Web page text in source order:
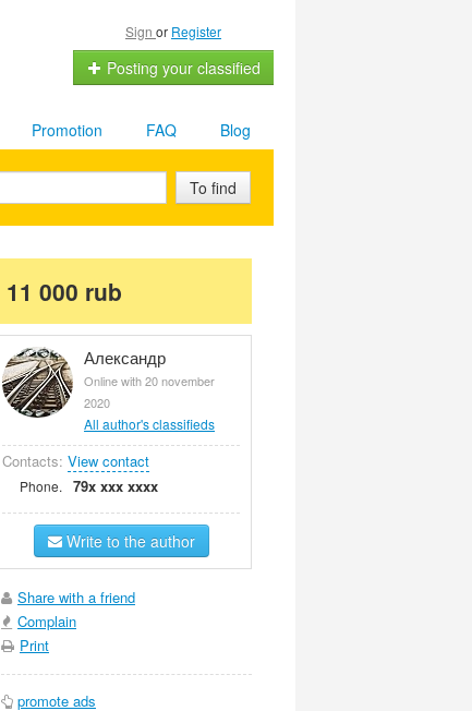
Sign or Register
Posting your classified
Blog
FAQ
Promotion
To find
11 000 rub
Александр
Online with 20 november
2020
All author's classifieds
Contacts: View contact
Phone. 79x xxx xxxx
Write to the author
Share with a friend
Complain
Print
promote ads